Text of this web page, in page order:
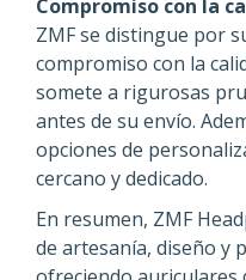
Compromiso con la
ZMF se distingue por
compromiso con la
somete a rigurosas
antes de su envío.
opciones de
cercano y dedicado.
En resumen, ZMF
de artesanía, diseño y